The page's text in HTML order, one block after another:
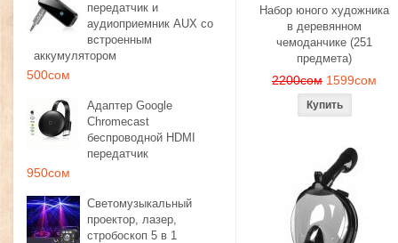
передатчик и
аудиоприемник AUX со
встроенным
аккумулятором
500сом
Адаптер Google
Chromecast
беспроводной HDMI
передатчик
950сом
Светомузыкальный
проектор, лазер,
стробоскоп 5 в 1
Набор юного художника
в деревянном
чемоданчике (251
предмета)
2200сом 1599сом